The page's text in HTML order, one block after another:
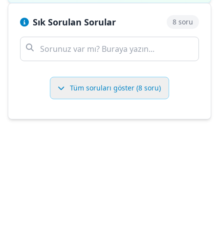
Sık Sorulan Sorular 8 soru
Tüm soruları göster (8 soru)